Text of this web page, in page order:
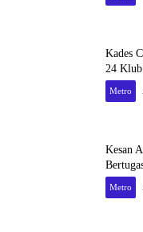
Kades
24
Metro
Kesan
Metro